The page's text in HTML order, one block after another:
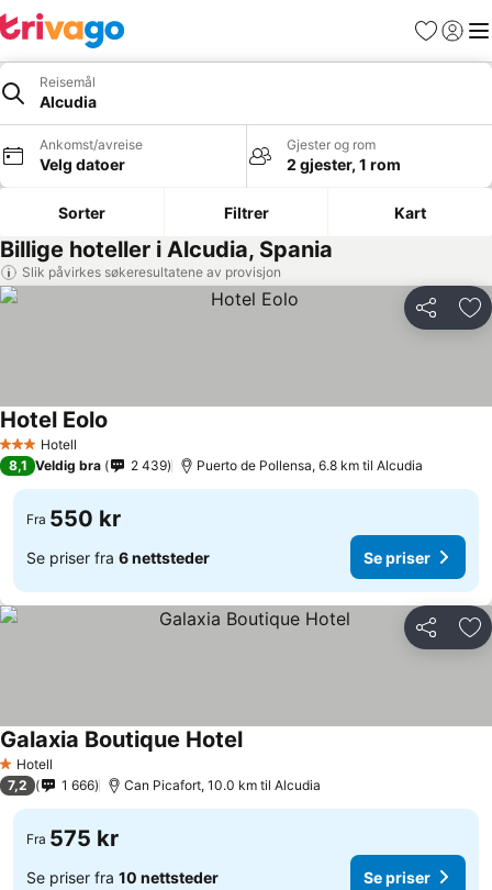
Favoritter
Logg
Reisemål
Alcudia
Ankomst/avreise
Velg datoer
Gjester og rom
2 gjester, 1 rom
Sorter Filtrer Kart
Billige hoteller i Alcudia, Spania
Slik påvirkes søkeresultatene av provisjon
Del
3 StjernerHotell
Hotel Eolo
8,1 Veldig bra 2 439 Puerto de Pollensa, 6.8 km til Alcudia
Fra 550 kr
Se priser fra 6 nettsteder Se priser
Del
1 Stjerner
Hotell
Galaxia Boutique Hotel
7,2 1 666 Can Picafort, 10.0 km til Alcudia
Fra 575 kr
Se priser fra 10 nettsteder Se priser